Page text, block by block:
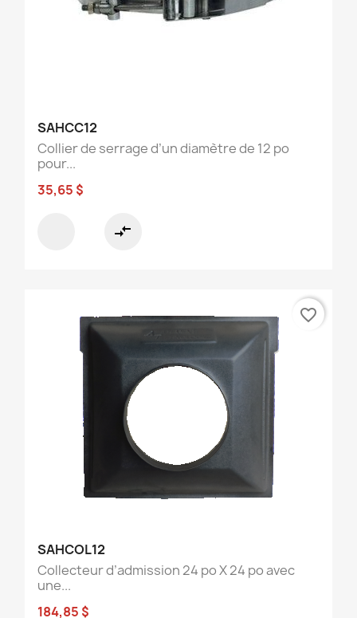
SAHCC12
Collier de serrage d’un diamètre de 12 po
pour...
35,65 $
compare_arrows
SAHCOL12
Collecteur d’admission 24 po X 24 po avec
une...
184,85 $
favorite_border